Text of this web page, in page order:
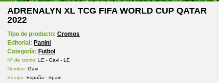
ADRENALYN XL TCG FIFA WORLD CUP QATAR
2022
Tipo de producto: Cromos
Editorial: Panini
Categoría: Futbol
Nº de cromo: LE - Gavi - LE
Nombre: Gavi
Equipo: España - Spain